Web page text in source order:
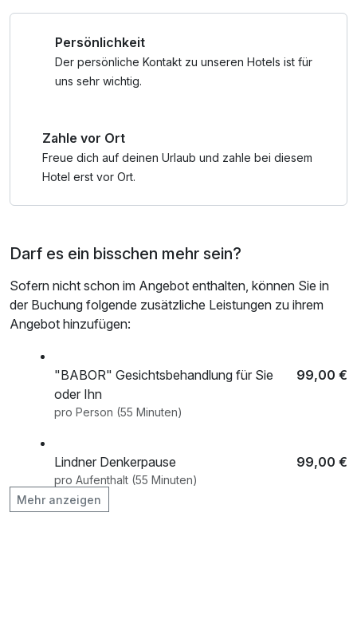
Persönlichkeit
Der persönliche Kontakt zu unseren Hotels ist für
uns sehr wichtig.
Zahle vor Ort
Freue dich auf deinen Urlaub und zahle bei diesem
Hotel erst vor Ort.
Darf es ein bisschen mehr sein?
Sofern nicht schon im Angebot enthalten, können Sie in
der Buchung folgende zusätzliche Leistungen zu ihrem
Angebot hinzufügen:
"BABOR" Gesichtsbehandlung für Sie
oder Ihn
99,00 €
pro Person (55 Minuten)
Lindner Denkerpause 99,00 €
pro Aufenthalt (55 Minuten)
Mehr anzeigen